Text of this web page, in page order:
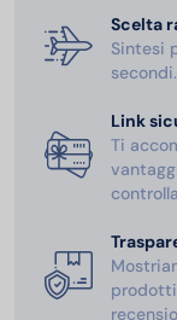
Scelta
Sintesi
secondi.
Link
Ti